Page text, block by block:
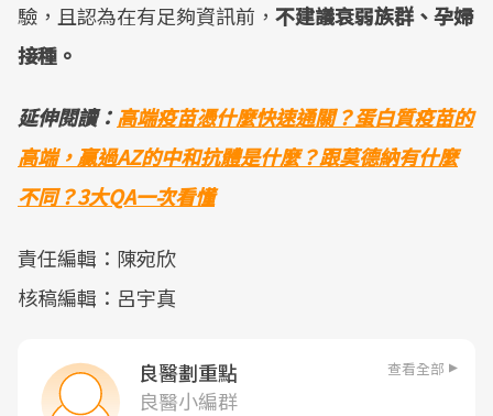
驗，且認為在有足夠資訊前， 不建議衰弱族群、孕婦
接種。
延伸閱讀：高端疫苗憑什麼快速通關？蛋白質疫苗的
高端，贏過AZ的中和抗體是什麼？跟莫德納有什麼
不同？3大QA一次看懂
責任編輯：陳宛欣
核稿編輯：呂宇真
良醫劃重點 查看全部
良醫小編群